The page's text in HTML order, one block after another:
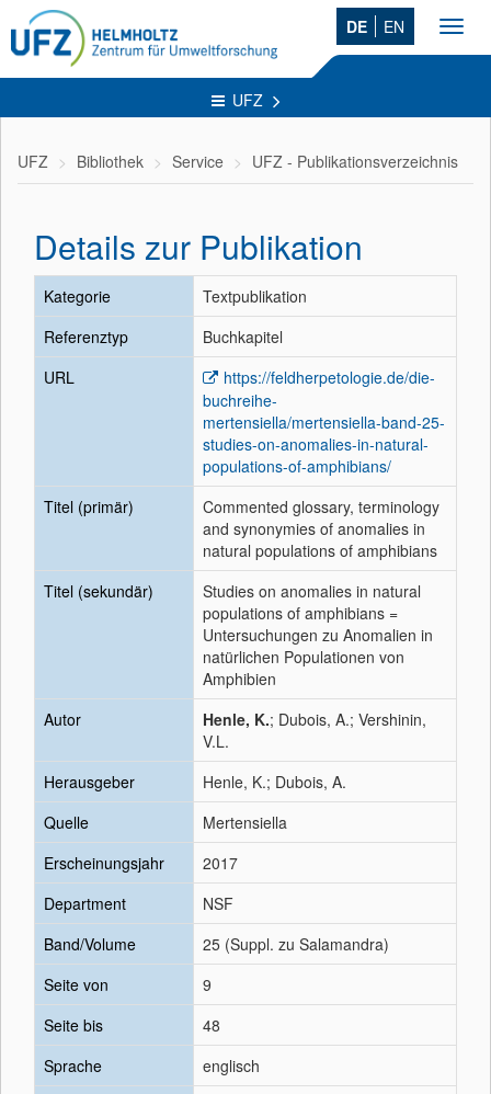
DE EN
UFZ
UFZ Bibliothek Service UFZ - Publikationsverzeichnis
Details zur Publikation
Kategorie
Textpublikation
Referenztyp
Buchkapitel
URL
https://feldherpetologie.de/die-
buchreihe-
mertensiella/mertensiella-band-25-
studies-on-anomalies-in-natural-
populations-of-amphibians/
Titel (primär)
Commented glossary, terminology
and synonymies of anomalies in
natural populations of amphibians
Titel (sekundär)
Studies on anomalies in natural
populations of amphibians =
Untersuchungen zu Anomalien in
natürlichen Populationen von
Amphibien
Autor
Henle, K.; Dubois, A.; Vershinin,
V.L.
Herausgeber
Henle, K.; Dubois, A.
Quelle
Mertensiella
Erscheinungsjahr
2017
Department
NSF
Band/Volume
25 (Suppl. zu Salamandra)
Seite von
9
Seite bis
48
Sprache
englisch